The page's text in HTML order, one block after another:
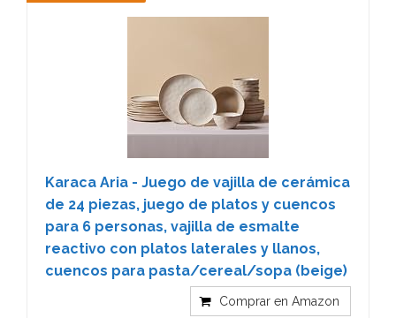
Karaca Aria - Juego de vajilla de cerámica
de 24 piezas, juego de platos y cuencos
para 6 personas, vajilla de esmalte
reactivo con platos laterales y llanos,
cuencos para pasta/cereal/sopa (beige)
Comprar en Amazon